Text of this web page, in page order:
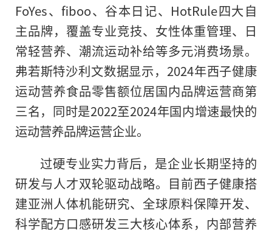
FoYes、fiboo、谷本日记、HotRule四大自
主品牌，覆盖专业竞技、女性体重管理、日
常轻营养、潮流运动补给等多元消费场景。
弗若斯特沙利文数据显示，2024年西子健康
运动营养食品零售额位居国内品牌运营商第
三名，同时是2022至2024年国内增速最快的
运动营养品牌运营企业。
过硬专业实力背后，是企业长期坚持的
研发与人才双轮驱动战略。目前西子健康搭
建亚洲人体机能研究、全球原料保障开发、
科学配方口感研发三大核心体系，内部营养